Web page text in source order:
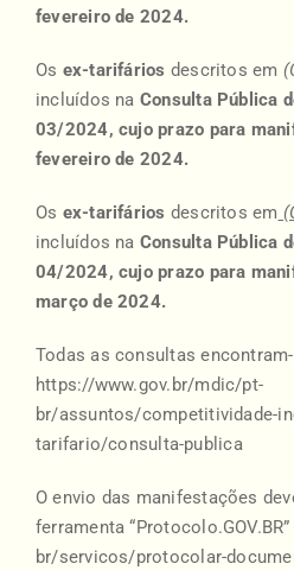
fevereiro de 2024.
Os ex-tarifários descritos em
incluídos na Consulta Pública
03/2024, cujo prazo para
fevereiro de 2024.
Os ex-tarifários descritos em (
incluídos na Consulta Pública
04/2024, cujo prazo para
março de 2024.
Todas as consultas
https://www.gov.br/mdic/pt-
br/assuntos/competitividade-
tarifario/consulta-publica
O envio das manifestações
ferramenta “Protocolo.GOV.BR”
br/servicos/protocolar-